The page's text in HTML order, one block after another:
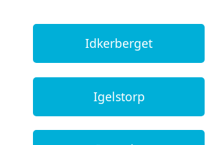
Idkerberget
Igelstorp